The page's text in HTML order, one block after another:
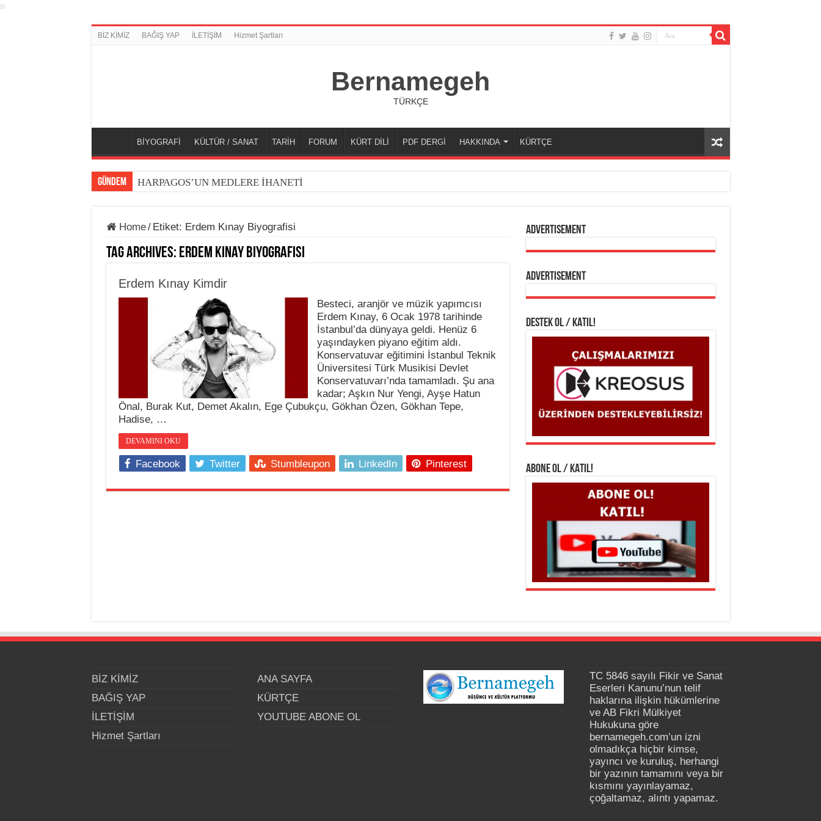
BİZ KİMİZ BAĞIŞ YAP İLETİŞİM Hizmet Şartları
Bernamegeh
TÜRKÇE
BİYOGRAFİ KÜLTÜR / SANAT TARİH FORUM KÜRT DİLİ PDF DERGİ HAKKINDA KÜRTÇE
GÜNDEM HARPAGOS’UN MEDLERE İHANETİ
Home/ Etiket: Erdem Kınay Biyografisi
Tag Archives: Erdem Kınay Biyografisi
Erdem Kınay Kimdir
Besteci, aranjör ve müzik yapımcısı
Erdem Kınay, 6 Ocak 1978 tarihinde
İstanbul’da dünyaya geldi. Henüz 6
yaşındayken piyano eğitim aldı.
Konservatuvar eğitimini İstanbul Teknik
Üniversitesi Türk Musikisi Devlet
Konservatuvarı’nda tamamladı. Şu ana
kadar; Aşkın Nur Yengi, Ayşe Hatun
Önal, Burak Kut, Demet Akalın, Ege Çubukçu, Gökhan Özen, Gökhan Tepe,
Hadise, …
DEVAMINI OKU
Facebook Twitter Stumbleupon LinkedIn Pinterest
Advertisement
Advertisement
DESTEK OL / KATIL!
ABONE OL / KATIL!
BİZ KİMİZ
BAĞIŞ YAP
İLETİŞİM
Hizmet Şartları
ANA SAYFA
KÜRTÇE
YOUTUBE ABONE OL
TC 5846 sayılı Fikir ve Sanat
Eserleri Kanunu’nun telif
haklarına ilişkin hükümlerine
ve AB Fikri Mülkiyet
Hukukuna göre
bernamegeh.com’un izni
olmadıkça hiçbir kimse,
yayıncı ve kuruluş, herhangi
bir yazının tamamını veya bir
kısmını yayınlayamaz,
çoğaltamaz, alıntı yapamaz.